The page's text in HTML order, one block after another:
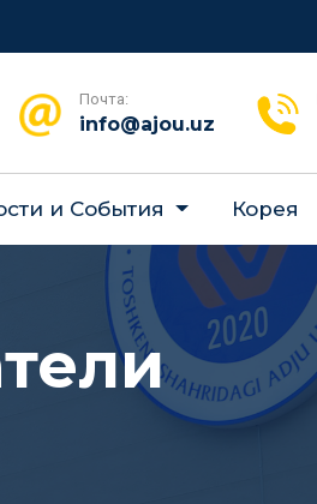
Почта:
info@ajou.uz
и События Корея